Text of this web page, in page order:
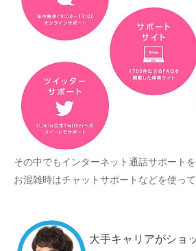
その中でもインターネット通話サポート
お混雑時はチャットサポートなどを使っ
大手キャリアがショ